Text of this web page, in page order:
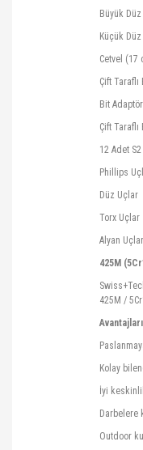
Büyük
Küçük
Cetvel (17
Çift Taraflı
Bit
Çift Taraflı
12 Adet
Phillips
Düz Uçlar
Torx Uçlar
Alyan Uçlar
425M
425M /
Avantajları
Kolay
İyi
Darbelere
Outdoor